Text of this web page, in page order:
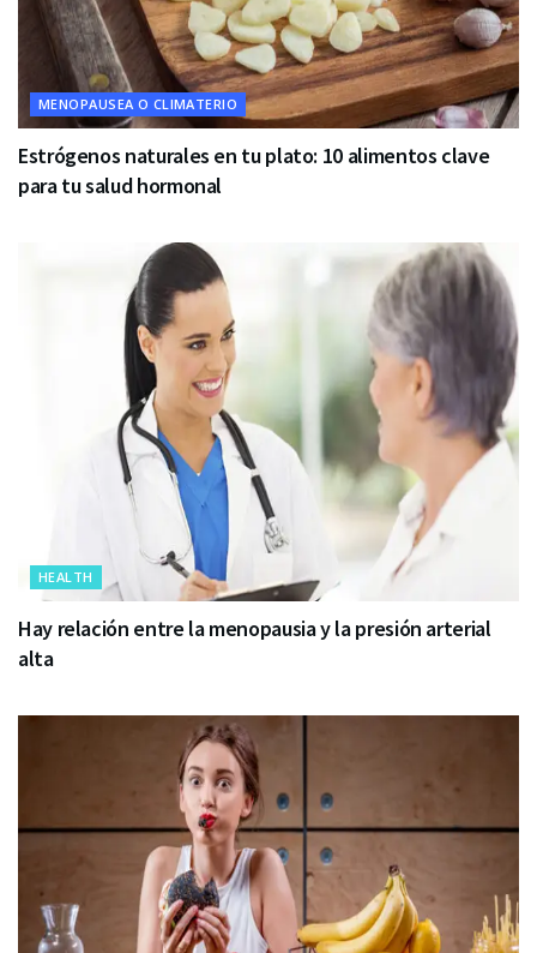
MENOPAUSEA O CLIMATERIO
Estrógenos naturales en tu plato: 10 alimentos clave
para tu salud hormonal
HEALTH
Hay relación entre la menopausia y la presión arterial
alta